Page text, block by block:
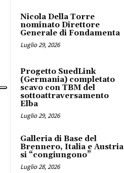
Nicola Della Torre
nominato Direttore
Generale di Fondamenta
Luglio 29, 2026
Progetto SuedLink
(Germania) completato
scavo con TBM del
sottoattraversamento
Elba
Luglio 29, 2026
Galleria di Base del
Brennero, Italia e Austria
si “congiungono”
Luglio 28, 2026